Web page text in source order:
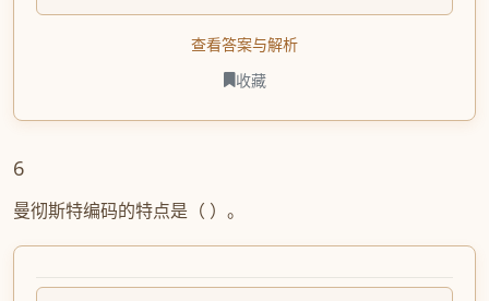
查看答案与解析
收藏
6
曼彻斯特编码的特点是（ ）。